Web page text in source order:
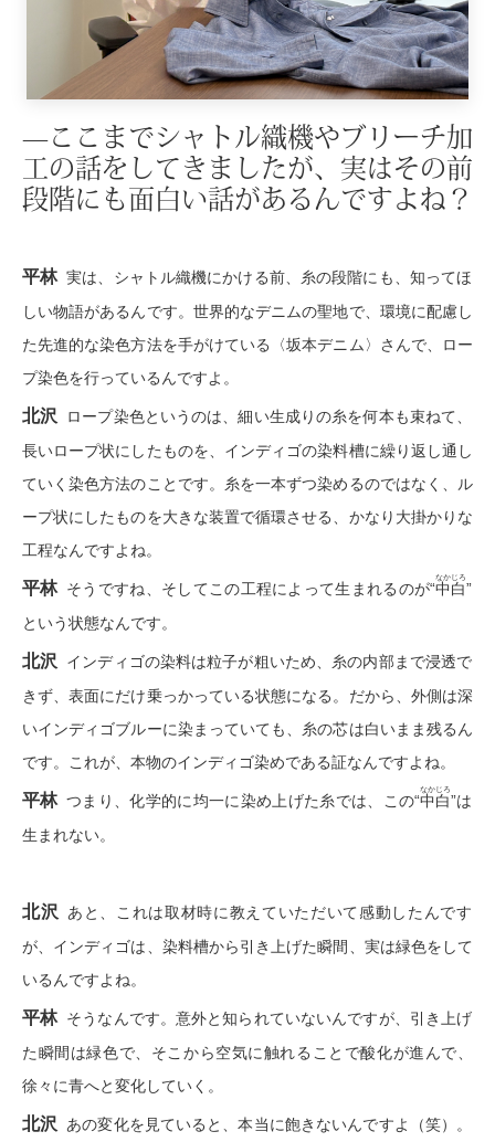
すべて見る
ール／酒
倶楽部
ランド
アウター
ジャケット
コート
ブルゾン
その他
Tシャツ／カ
ポロシャツ
タンクトップ
トレーナー／
セーター
その他
ワンピース
—ここまでシャトル織機やブリーチ加
工の話をしてきましたが、実はその前
段階にも面白い話があるんですよね？
平林 実は、シャトル織機にかける前、糸の段階にも、知ってほ
しい物語があるんです。世界的なデニムの聖地で、環境に配慮し
た先進的な染色方法を手がけている〈坂本デニム〉さんで、ロー
プ染色を行っているんですよ。
北沢 ロープ染色というのは、細い生成りの糸を何本も束ねて、
長いロープ状にしたものを、インディゴの染料槽に繰り返し通し
ていく染色方法のことです。糸を一本ずつ染めるのではなく、ル
ープ状にしたものを大きな装置で循環させる、かなり大掛かりな
工程なんですよね。
平林 そうですね、そしてこの工程によって生まれるのが“中白
なかじろ
”
という状態なんです。
北沢 インディゴの染料は粒子が粗いため、糸の内部まで浸透で
きず、表面にだけ乗っかっている状態になる。だから、外側は深
いインディゴブルーに染まっていても、糸の芯は白いまま残るん
です。これが、本物のインディゴ染めである証なんですよね。
平林 つまり、化学的に均一に染め上げた糸では、この“中白
なかじろ
”は
生まれない。
北沢 あと、これは取材時に教えていただいて感動したんです
が、インディゴは、染料槽から引き上げた瞬間、実は緑色をして
いるんですよね。
平林 そうなんです。意外と知られていないんですが、引き上げ
た瞬間は緑色で、そこから空気に触れることで酸化が進んで、
徐々に青へと変化していく。
北沢 あの変化を見ていると、本当に飽きないんですよ（笑）。